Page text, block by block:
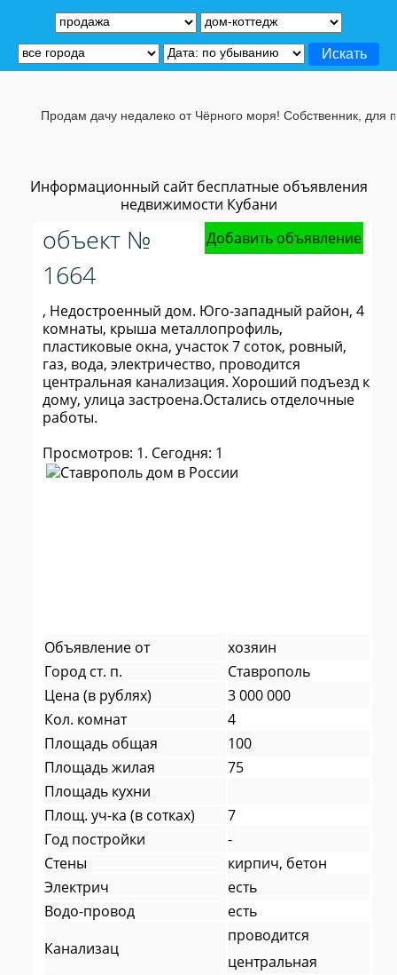
Информационный сайт бесплатные объявления
недвижимости Кубани
Добавить объявление
объект №
1664
, Недостроенный дом. Юго-западный район, 4
комнаты, крыша металлопрофиль,
пластиковые окна, участок 7 соток, ровный,
газ, вода, электричество, проводится
центральная канализация. Хороший подъезд к
дому, улица застроена.Остались отделочные
работы.
Просмотров: 1. Сегодня: 1
Объявление от
хозяин
Город ст. п.
Ставрополь
Цена (в рублях)
3 000 000
Кол. комнат
4
Площадь общая
100
Площадь жилая
75
Площадь кухни
Площ. уч-ка (в сотках)
7
Год постройки
-
Стены
кирпич, бетон
Электрич
есть
Водо-провод
есть
Канализац
проводится
центральная
Продам дачу недалеко от Чёрного моря! Собственник, для